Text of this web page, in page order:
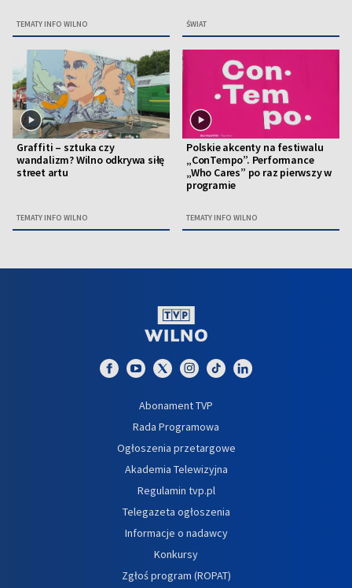
TEMATY INFO WILNO ŚWIAT
Graffiti – sztuka czy
wandalizm? Wilno odkrywa siłę
street artu
TEMATY INFO WILNO
Polskie akcenty na festiwalu
„ConTempo”. Performance
„Who Cares” po raz pierwszy w
programie
TEMATY INFO WILNO
Abonament TVP
Rada Programowa
Ogłoszenia przetargowe
Akademia Telewizyjna
Regulamin tvp.pl
Telegazeta ogłoszenia
Informacje o nadawcy
Konkursy
Zgłoś program (ROPAT)